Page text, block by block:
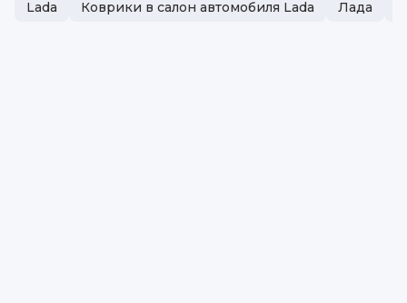
Lada Коврики в салон автомобиля Lada Лада